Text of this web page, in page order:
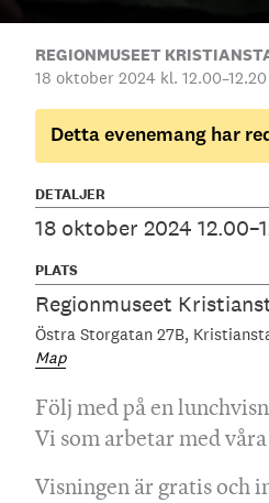
REGIONMUSEET
18 oktober 2024 kl. 12.00–12.20
Detta evenemang har
Följ med på en
Vi som arbetar med
Visningen är gratis och
DETALJER
18 oktober 2024
PLATS
Regionmuseet
Östra Storgatan 27B
Map